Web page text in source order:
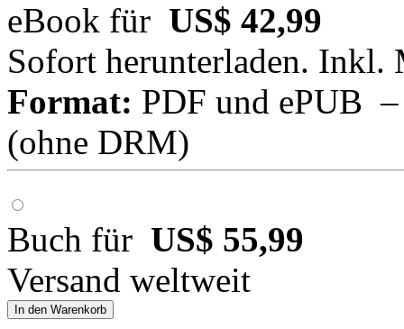
eBook für US$ 42,99
Sofort herunterladen. Inkl.
Format: PDF und ePUB
(ohne DRM)
Buch für US$ 55,99
Versand weltweit
In den Warenkorb